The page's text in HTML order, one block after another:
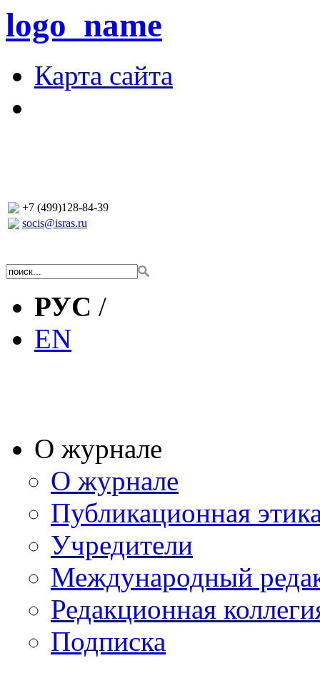
logo_name
Карта сайта
+7 (499)128-84-39
socis@isras.ru
РУС /
EN
О журнале
О журнале
Публикационная
Учредители
Международный
Редакционная
Подписка